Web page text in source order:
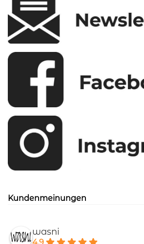
Kundenmeinungen
wasni
4.9